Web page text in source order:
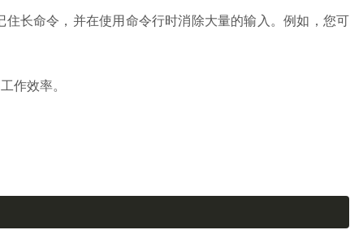
长命令，并在使用命令行时消除大量的输入。例如，您可
作效率。